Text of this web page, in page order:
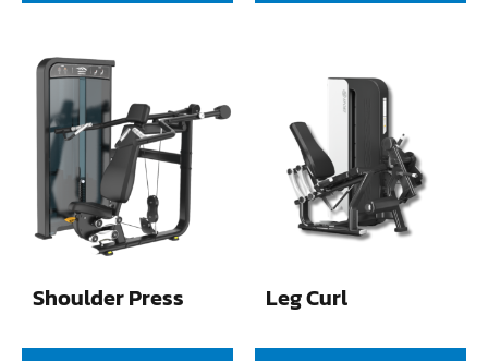
Shoulder Press Leg Curl